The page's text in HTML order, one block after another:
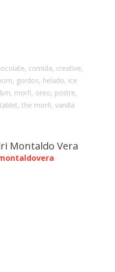
, comida, creative,
, gordos, helado, ice
, morfi, oreo, postre,
tablet, the morfi, vanilla
Montaldo Vera